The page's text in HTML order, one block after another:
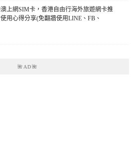
上網SIM卡，香港自由行海外旅遊網卡推
用心得分享(免翻牆使用LINE、FB、
🌺AD🌺